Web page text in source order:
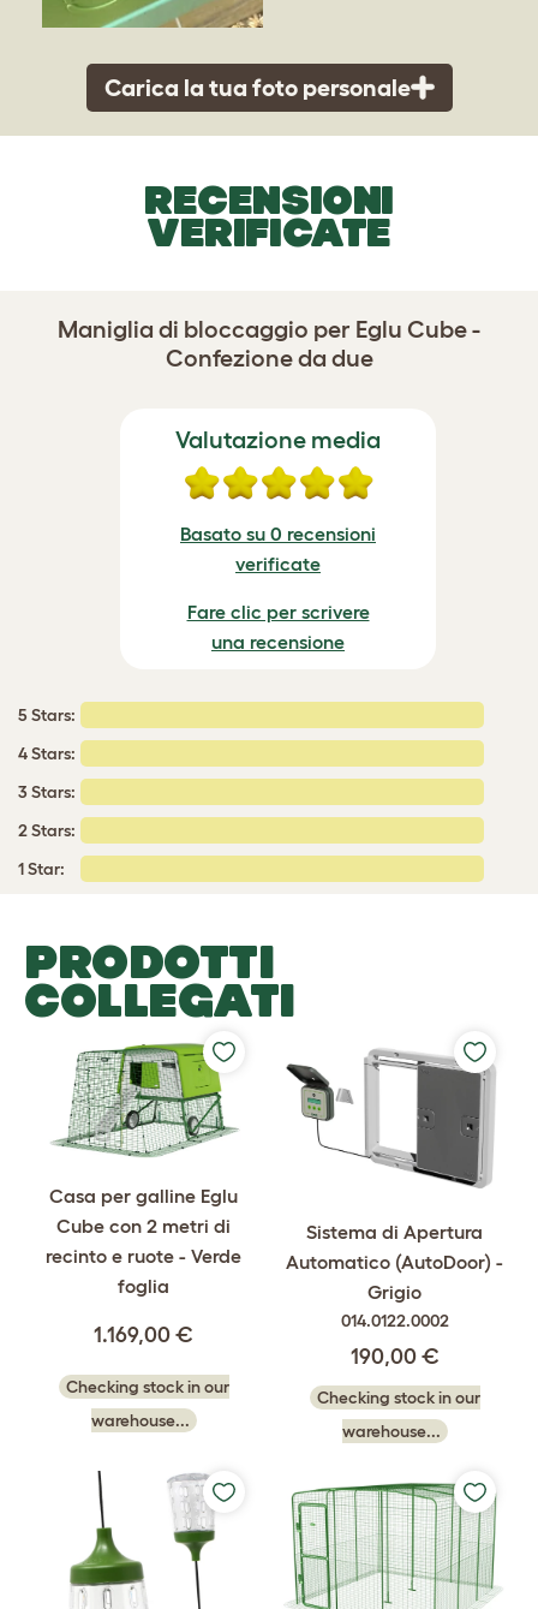
Carica la tua foto personale
RECENSIONI
VERIFICATE
Maniglia di bloccaggio per Eglu Cube -
Confezione da due
Valutazione media
Basato su 0 recensioni
verificate
Fare clic per scrivere
una recensione
5 Stars:
4 Stars:
3 Stars:
2 Stars:
1 Star:
PRODOTTI
COLLEGATI
Casa per galline Eglu
Cube con 2 metri di
recinto e ruote - Verde
foglia
1.169,00 €
Checking stock in our
warehouse...
Sistema di Apertura
Automatico (AutoDoor) -
Grigio
014.0122.0002
190,00 €
Checking stock in our
warehouse...